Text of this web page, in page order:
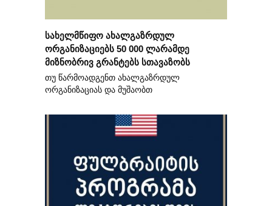
სახელმწიფო ახალგაზრდულ
ორგანიზაციებს 50 000 ლარამდე
მიზნობრივ გრანტებს სთავაზობს
თუ წარმოადგენთ ახალგაზრდულ
ორგანიზაციას და მუშაობთ